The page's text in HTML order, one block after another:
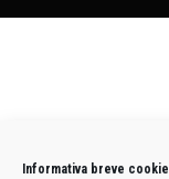
Informativa breve cookie